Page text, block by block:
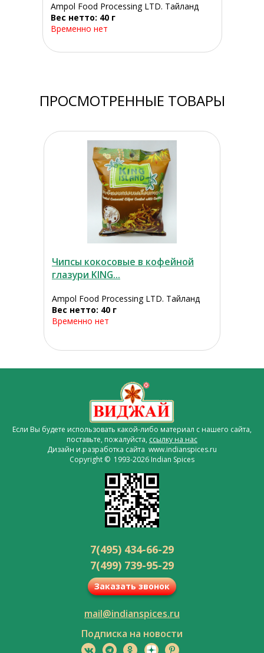
Ampol Food Processing LTD. Тайланд
Вес нетто: 40 г
Временно нет
ПРОСМОТРЕННЫЕ ТОВАРЫ
Чипсы кокосовые в кофейной
глазури KING...
Ampol Food Processing LTD. Тайланд
Вес нетто: 40 г
Временно нет
Если Вы будете использовать какой-либо материал с нашего сайта,
поставьте, пожалуйста, ссылку на нас
Дизайн и разработка сайта www.indianspices.ru
Copyright © 1993-2026 Indian Spices
7(495) 434-66-29
7(499) 739-95-29
Заказать звонок
mail@indianspices.ru
Подписка на новости